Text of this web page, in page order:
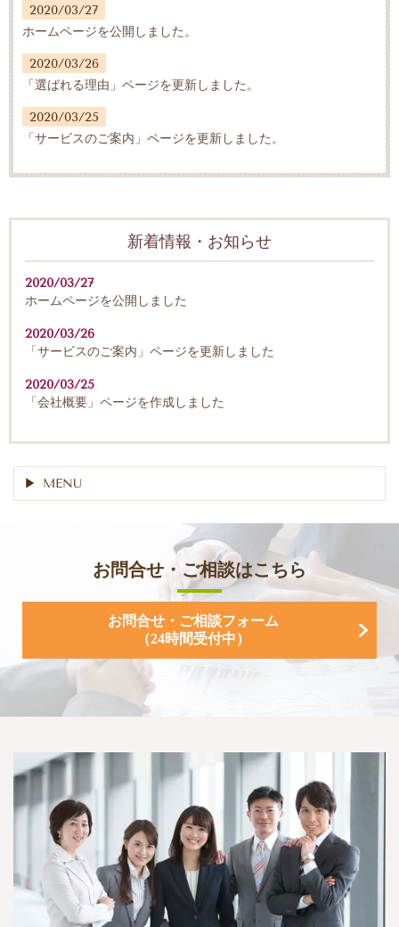
2020/03/27
ホームページを公開しました。
2020/03/26
「選ばれる理由」ページを更新しました。
2020/03/25
「サービスのご案内」ページを更新しました。
新着情報・お知らせ
2020/03/27
ホームページを公開しました
2020/03/26
「サービスのご案内」ページを更新しました
2020/03/25
「会社概要」ページを作成しました
MENU
お問合せ・ご相談はこちら
お問合せ・ご相談フォーム
（24時間受付中）